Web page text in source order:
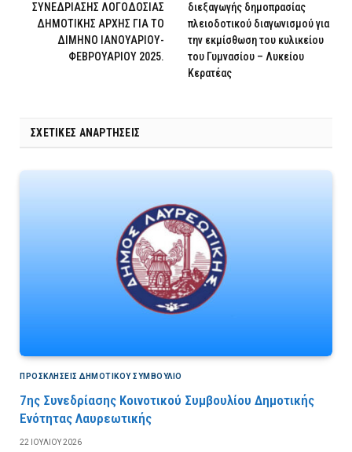
ΣΥΝΕΔΡΙΑΣΗΣ ΛΟΓΟΔΟΣΙΑΣ
ΔΗΜΟΤΙΚΗΣ ΑΡΧΗΣ ΓΙΑ ΤΟ
ΔΙΜΗΝΟ ΙΑΝΟΥΑΡΙΟΥ-
ΦΕΒΡΟΥΑΡΙΟΥ 2025.
διεξαγωγής δημοπρασίας
πλειοδοτικού διαγωνισμού για
την εκμίσθωση του κυλικείου
του Γυμνασίου – Λυκείου
Κερατέας
ΣΧΕΤΙΚΈΣ ΑΝΑΡΤΉΣΕΙΣ
ΠΡΟΣΚΛΉΣΕΙΣ ΔΗΜΟΤΙΚΟΎ ΣΥΜΒΟΎΛΙΟ
7ης Συνεδρίασης Κοινοτικού Συμβουλίου Δημοτικής
Ενότητας Λαυρεωτικής
22 ΙΟΥΛΊΟΥ 2026